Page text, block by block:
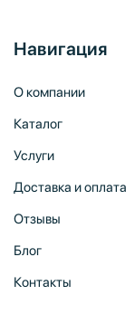
Навигация
О компании
Каталог
Услуги
Доставка и оплата
Отзывы
Блог
Контакты